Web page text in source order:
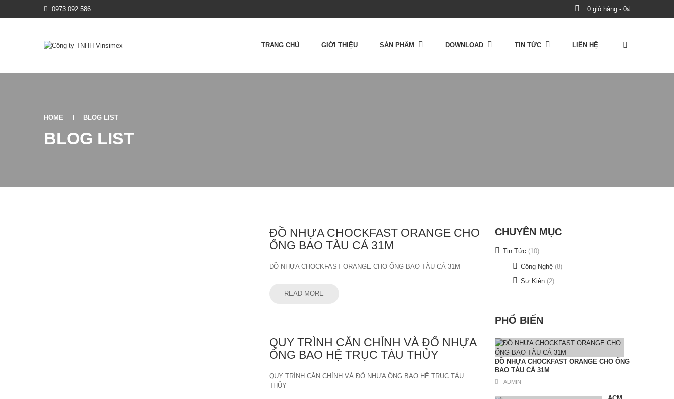
0973 092 586 0 giỏ hàng - 0₫
TRANG CHỦ GIỚI THIỆU SẢN PHẨM DOWNLOAD TIN TỨC LIÊN HỆ
HOME BLOG LIST
BLOG LIST
ĐỒ NHỰA CHOCKFAST ORANGE CHO
ỐNG BAO TÀU CÁ 31M
ĐỒ NHỰA CHOCKFAST ORANGE CHO ỐNG BAO TÀU CÁ 31M
READ MORE
QUY TRÌNH CĂN CHỈNH VÀ ĐỔ NHỰA
ỐNG BAO HỆ TRỤC TÀU THỦY
QUY TRÌNH CĂN CHỈNH VÀ ĐỔ NHỰA ỐNG BAO HỆ TRỤC TÀU
THỦY
CHUYÊN MỤC
Tin Tức (10)
Công Nghệ (8)
Sự Kiện (2)
PHỔ BIẾN
ĐỒ NHỰA CHOCKFAST ORANGE CHO ỐNG
BAO TÀU CÁ 31M
ADMIN